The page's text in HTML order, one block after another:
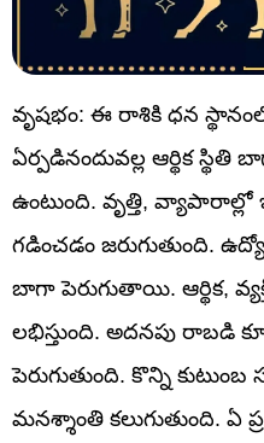
వృషభం: ఈ రాశికి ధన
ఏర్పడినందువల్ల ఆర్థిక
ఉంటుంది. వృత్తి,
గడించడం జరుగుతుంది.
బాగా పెరుగుతాయి. ఆర్థిక,
లభిస్తుంది. అదనపు రాబడి
పెరుగుతుంది. కొన్ని
మనశ్శాంతి కలుగుతుంది.